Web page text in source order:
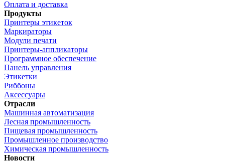
Оплата и доставка
Продукты
Принтеры этикеток
Маркираторы
Модули печати
Принтеры-аппликаторы
Программное обеспечение
Панель управления
Этикетки
Риббоны
Аксессуары
Отрасли
Машинная автоматизация
Лесная промышленность
Пищевая промышленность
Промышленное производство
Химическая промышленность
Новости